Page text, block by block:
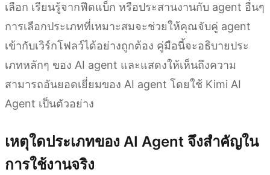
เลือก เรียนรู้จากฟีดแบ็ก หรือประสานงานกับ agent อื่นๆ
การเลือกประเภทที่เหมาะสมจะช่วยให้คุณจับคู่ agent
เข้ากับเวิร์กโฟลว์ได้อย่างถูกต้อง คู่มือนี้จะอธิบายประ
เภทหลักๆ ของ AI agent และแสดงให้เห็นถึงความ
สามารถอันยอดเยี่ยมของ AI agent โดยใช้ Kimi AI
Agent เป็นตัวอย่าง
เหตุใดประเภทของ AI Agent จึงสำคัญใน
การใช้งานจริง